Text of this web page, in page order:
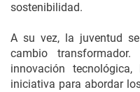
sostenibilidad.
A su vez, la juventud
cambio
innovación
iniciativa para abordar